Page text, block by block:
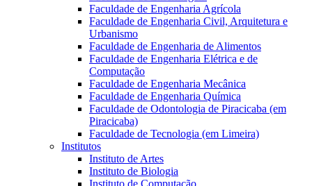
Faculdade de Engenharia Agrícola
Faculdade de Engenharia Civil, Arquitetura e
Urbanismo
Faculdade de Engenharia de Alimentos
Faculdade de Engenharia Elétrica e de
Computação
Faculdade de Engenharia Mecânica
Faculdade de Engenharia Química
Faculdade de Odontologia de Piracicaba (em
Piracicaba)
Faculdade de Tecnologia (em Limeira)
Institutos
Instituto de Artes
Instituto de Biologia
Instituto de Computação